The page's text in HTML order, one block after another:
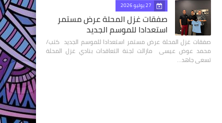
27 يوليو 2026
صفقات غزل المحلة عرض مستمر
استعدادا للموسم الجديد
صفقات غزل المحلة عرض مستمر استعدادا للموسم الجديد كتب/
محمد عوض عيسى مازالت لجنة التعاقدات بنادي غزل المحلة
تسعى جاهد…